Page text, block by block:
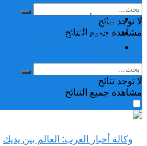
لا توجد نتائج
مشاهدة جميع النتائح
تغريدات
دراسات وبحوث
لا توجد نتائج
مشاهدة جميع النتائح